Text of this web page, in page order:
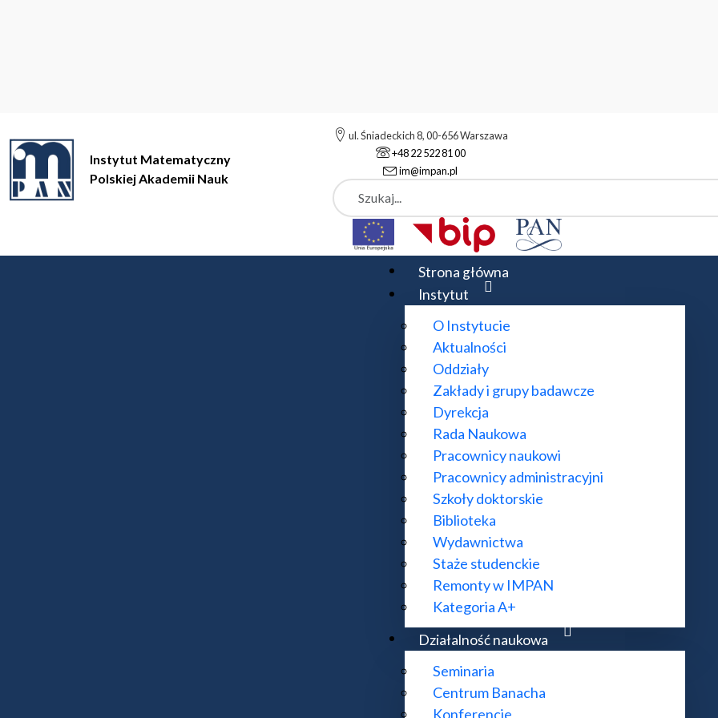
Instytut Matematyczny
Polskiej Akademii Nauk
ul. Śniadeckich 8, 00-656 Warszawa
+48 22 522 81 00
im@impan.pl
Szukaj
Strona główna
Instytut
O Instytucie
Aktualności
Oddziały
Zakłady i grupy badawcze
Dyrekcja
Rada Naukowa
Pracownicy naukowi
Pracownicy administracyjni
Szkoły doktorskie
Biblioteka
Wydawnictwa
Staże studenckie
Remonty w IMPAN
Kategoria A+
Działalność naukowa
Seminaria
Centrum Banacha
Konferencje
Instytut Matematyczny Polskiej Akademii Nauk Oferty pracy Konkursy zakończone
Konkursy zakończone
KONTAKT:
ul. Śniadeckich 8, 00-656 Warszawa